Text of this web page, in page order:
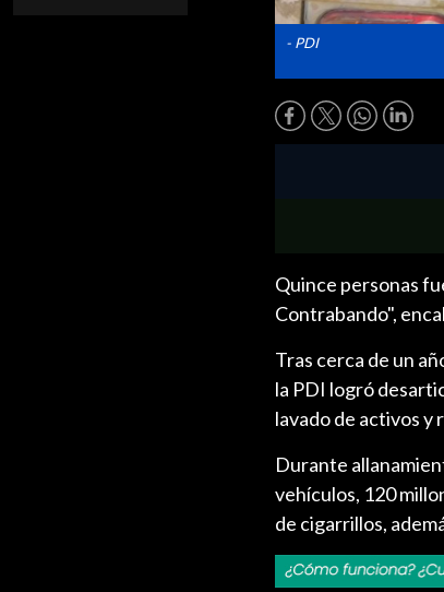
- PDI
Quince personas
Contrabando",
Tras cerca de un
la PDI logró
lavado de activos y
Durante
vehículos, 120
de cigarrillos,